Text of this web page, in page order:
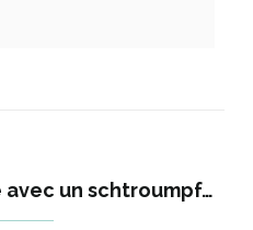
un schtroumpf…